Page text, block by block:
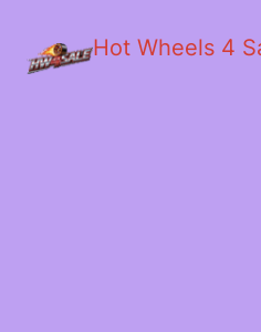
Hot Wheels 4